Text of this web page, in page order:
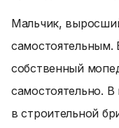
Мальчик,
самостоятельным.
собственный
самостоятельно.
в строительной